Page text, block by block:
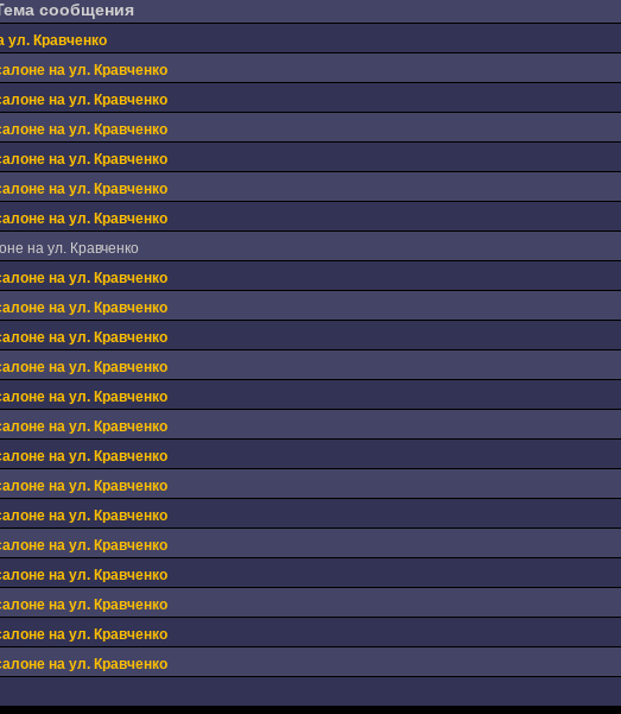
сообщения
ул. Кравченко
на ул. Кравченко
на ул. Кравченко
на ул. Кравченко
на ул. Кравченко
на ул. Кравченко
на ул. Кравченко
на ул. Кравченко
на ул. Кравченко
на ул. Кравченко
на ул. Кравченко
на ул. Кравченко
на ул. Кравченко
на ул. Кравченко
на ул. Кравченко
на ул. Кравченко
на ул. Кравченко
на ул. Кравченко
на ул. Кравченко
на ул. Кравченко
на ул. Кравченко
на ул. Кравченко